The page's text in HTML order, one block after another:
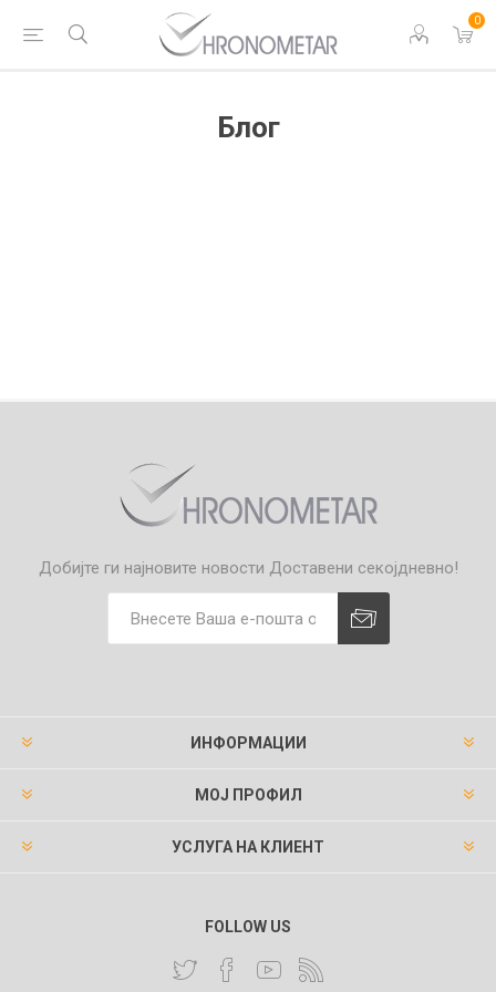
0
Блог
Добијте ги најновите новости Доставени секојдневно!
ИНФОРМАЦИИ
МОЈ ПРОФИЛ
УСЛУГА НА КЛИЕНТ
FOLLOW US